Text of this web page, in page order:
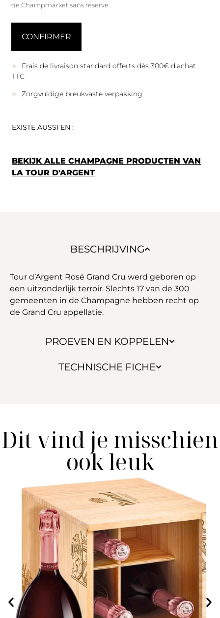
de Champmarket sans réserve.
Frais de livraison standard offerts dès 300€ d'achat
TTC
Zorgvuldige breukvaste verpakking
EXISTE AUSSI EN :
BEKIJK ALLE CHAMPAGNE PRODUCTEN VAN
LA TOUR D'ARGENT
BESCHRIJVING
PROEVEN EN KOPPELEN
TECHNISCHE FICHE
Tour d’Argent Rosé Grand Cru werd geboren op
een uitzonderlijk terroir. Slechts 17 van de 300
gemeenten in de Champagne hebben recht op
de Grand Cru appellatie.
Dit vind je misschien
ook leuk